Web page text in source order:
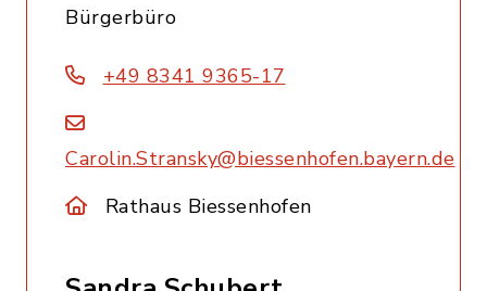
Bürgerbüro
+49 8341 9365-17
Carolin.Stransky@biessenhofen.bayern.de
Rathaus Biessenhofen